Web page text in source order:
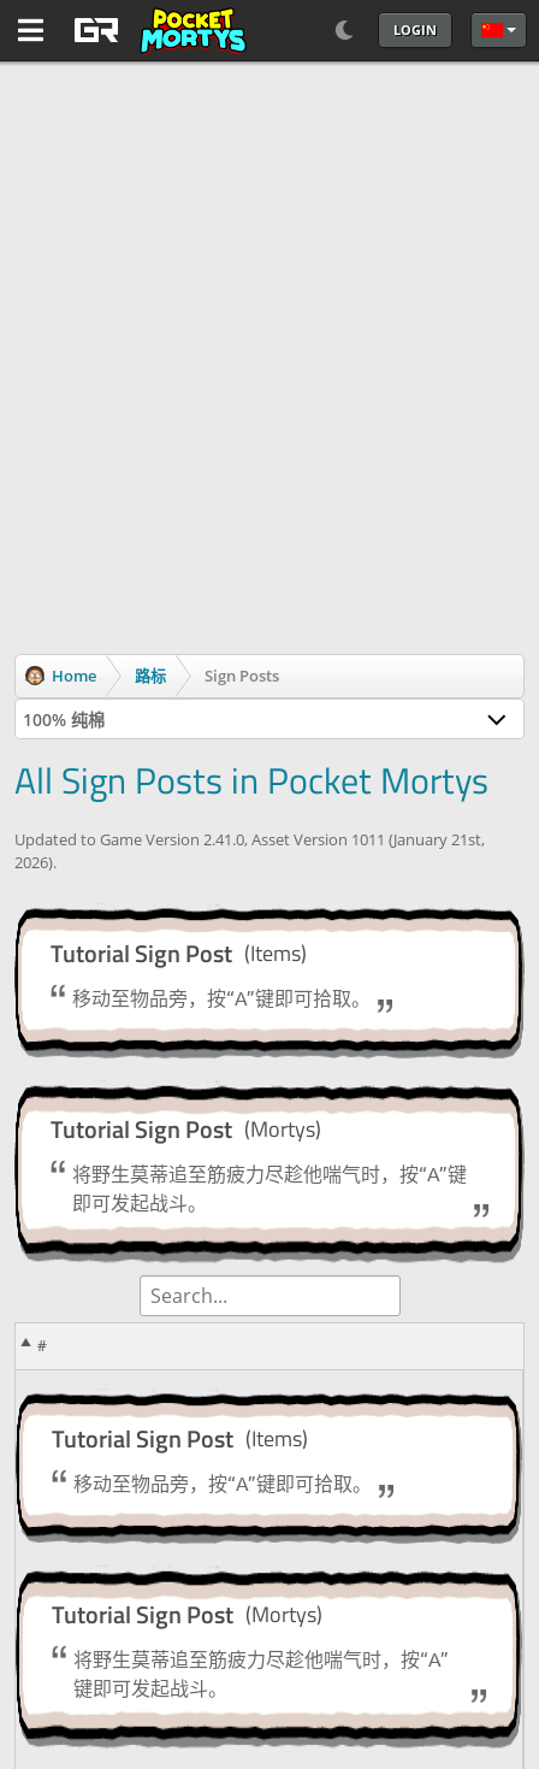
LOGIN 选择你
Home 路标 Sign Posts
100% 纯棉
All Sign Posts in Pocket Mortys
Updated to Game Version 2.41.0, Asset Version 1011 (January 21st,
2026).
Tutorial Sign Post (Items)
移动至物品旁，按“A”键即可拾取。
Tutorial Sign Post (Mortys)
将野生莫蒂追至筋疲力尽趁他喘气时，按“A”键
即可发起战斗。
#
Tutorial Sign Post (Items)
移动至物品旁，按“A”键即可拾取。
Tutorial Sign Post (Mortys)
将野生莫蒂追至筋疲力尽趁他喘气时，按“A”
键即可发起战斗。